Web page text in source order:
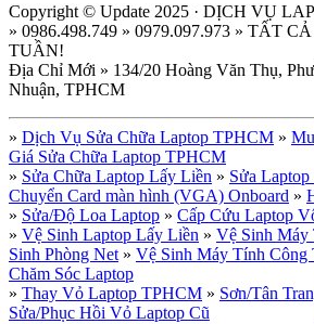
Copyright © Update 2025 · DỊCH VỤ
» 0986.498.749 » 0979.097.973 » TẤT
TUẦN!
Địa Chỉ Mới » 134/20 Hoàng Văn Thụ,
Nhuận, TPHCM
» Dịch Vụ Sửa Chữa Laptop TPHCM »
Giá Sửa Chữa Laptop TPHCM
» Sửa Chữa Laptop Lấy Liền » Sửa
Chuyển Card màn hình (VGA) Onboard »
» Sửa/Độ Loa Laptop » Cấp Cứu Laptop
» Vệ Sinh Laptop Lấy Liền » Vệ Sinh Máy
Sinh Phòng Net » Vệ Sinh Máy Tính Công
Chăm Sóc Laptop
» Thay Vỏ Laptop TPHCM » Sơn/Tân
Sửa/Phục Hồi Vỏ Laptop Cũ